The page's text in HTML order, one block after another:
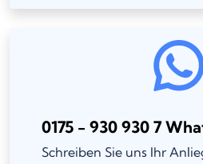
0175 - 930 930 7
Schreiben Sie uns Ihr